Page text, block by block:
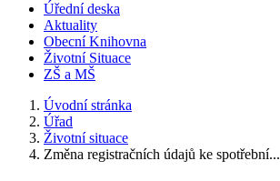
Úřední deska
Aktuality
Obecní Knihovna
Životní Situace
ZŠ a MŠ
Úvodní stránka
Úřad
Životní situace
Změna registračních údajů ke spotřební...